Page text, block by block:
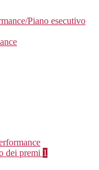
Piano esecutivo
dei premi 1